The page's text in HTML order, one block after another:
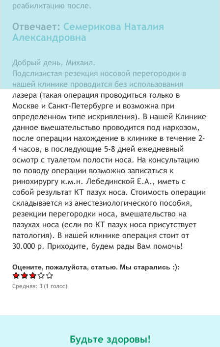
реабилитацию после.
Отвечает: Семерикова Наталия
Александровна
Добрый день, Михаил.
Подслизистая резекция носовой перегородки в
нашей клинике проводится без использования
лазера (такая операция проводиться только в
Москве и Санкт-Петербурге и возможна при
определенном типе искривления). В нашей Клинике
данное вмешательстьво проводится под наркозом,
после операции нахождение в клинике в течение 2-
4 часов, в последующие 5-8 дней ежедневный
осмотр с туалетом полости носа. На консультацию
по поводу операции возможно записаться к
ринохирургу к.м.н. Лебединской Е.А., иметь с
собой результат КТ пазух носа. Стоимость операции
складывается из анестезиологического пособия,
резекции перегородки носа, вмешательство на
пазухах носа (если по КТ пазух носа присутствует
патология). В нашей клинике операция стоит от
30.000 р. Приходите, будем рады Вам помочь!
Оцените, пожалуйста, статью. Мы старались :):
Средняя: 3 (1 голос)
Будьте здоровы!